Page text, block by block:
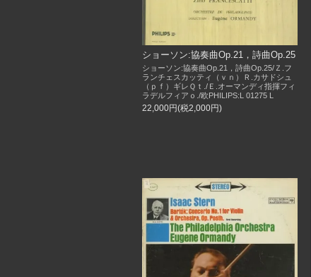
ショーソン:協奏曲Op.21，詩曲Op.25
ショーソン:協奏曲Op.21，詩曲Op.25/Ｚ.フ
ランチェスカッティ（ｖｎ）Ｒ.カサドシュ
（ｐｆ）ギレＱｔ./Ｅ.オーマンディ指揮フィ
ラデルフィアｏ./欧PHILIPS:L 01275 L
22,000円(税2,000円)